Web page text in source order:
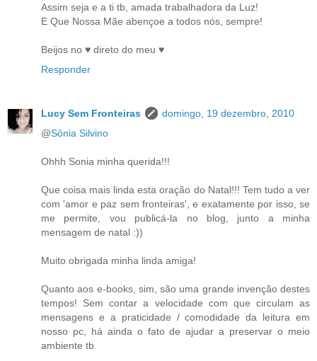
Assim seja e a ti tb, amada trabalhadora da Luz!
E Que Nossa Mãe abençoe a todos nós, sempre!
Beijos no ♥ direto do meu ♥
Responder
Lucy Sem Fronteiras
domingo, 19 dezembro, 2010
@Sônia Silvino
Ohhh Sonia minha querida!!!
Que coisa mais linda esta oração do Natal!!! Tem tudo a ver
com 'amor e paz sem fronteiras', e exatamente por isso, se
me permite, vou publicá-la no blog, junto a minha
mensagem de natal :))
Muito obrigada minha linda amiga!
Quanto aos e-books, sim, são uma grande invenção destes
tempos! Sem contar a velocidade com que circulam as
mensagens e a praticidade / comodidade da leitura em
nosso pc, há ainda o fato de ajudar a preservar o meio
ambiente tb.